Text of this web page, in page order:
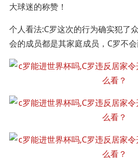
大球迷的称赞！
个人看法:C罗这次的行为确实犯了
会的成员都是其家庭成员，C罗不会